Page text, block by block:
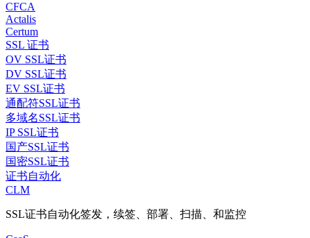
CFCA
Actalis
Certum
SSL 证书
OV SSL证书
DV SSL证书
EV SSL证书
通配符SSL证书
多域名SSL证书
IP SSL证书
国产SSL证书
国密SSL证书
证书自动化
CLM
SSL证书自动化签发，续签、部署、扫描、和监控